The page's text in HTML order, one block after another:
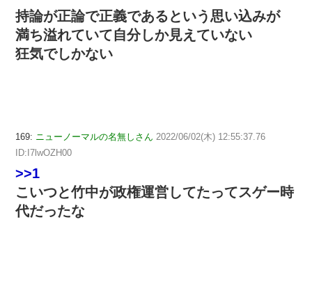
持論が正論で正義であるという思い込みが
満ち溢れていて自分しか見えていない
狂気でしかない
169: ニューノーマルの名無しさん 2022/06/02(木) 12:55:37.76
ID:I7lwOZH00
>>1
こいつと竹中が政権運営してたってスゲー時
代だったな